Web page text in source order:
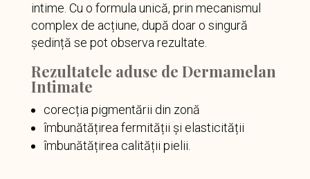
intime. Cu o formula unică, prin mecanismul
complex de acțiune, după doar o singură
ședință se pot observa rezultate.
Rezultatele aduse de Dermamelan
Intimate
corecția pigmentării din zonă
îmbunătățirea fermității și elasticității
îmbunătățirea calității pielii.